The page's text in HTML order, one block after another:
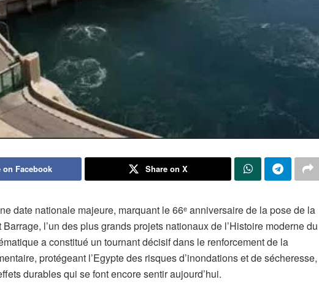
on Facebook Share on X
date nationale majeure, marquant le 66ᵉ anniversaire de la pose de la
l’un des plus grands projets nationaux de l’Histoire moderne du
a constitué un tournant décisif dans le renforcement de la
protégeant l’Egypte des risques d’inondations et de sécheresse,
durables qui se font encore sentir aujourd’hui.